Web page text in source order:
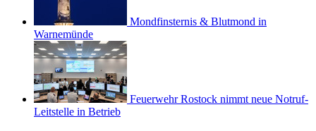
Mondfinsternis & Blutmond in
Warnemünde
Feuerwehr Rostock nimmt neue Notruf-
Leitstelle in Betrieb